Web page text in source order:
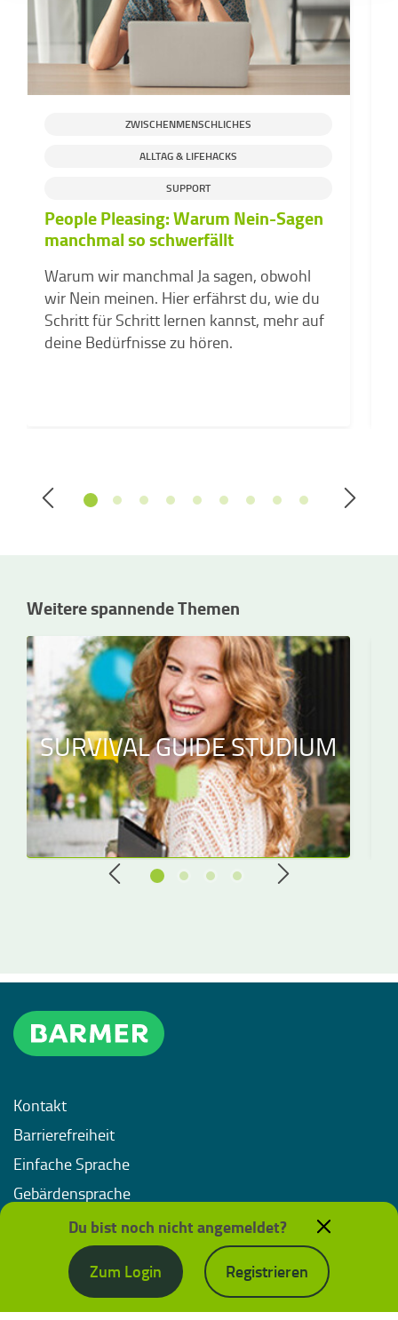
ZWISCHENMENSCHLICHES
ALLTAG & LIFEHACKS
SUPPORT
People Pleasing: Warum Nein-Sagen
manchmal so schwerfällt
Warum wir manchmal Ja sagen, obwohl
wir Nein meinen. Hier erfährst du, wie du
Schritt für Schritt lernen kannst, mehr auf
deine Bedürfnisse zu hören.
Weitere spannende Themen
SURVIVAL GUIDE STUDIUM
Kontakt
Barrierefreiheit
Einfache Sprache
Gebärdensprache
Impressum
Datenschutz
Nutzungsbedingungen
Du bist noch nicht angemeldet?
Zum Login
Registrieren